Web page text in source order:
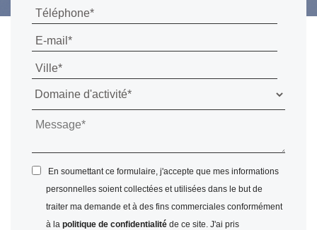
En soumettant ce formulaire, j'accepte que mes informations
personnelles soient collectées et utilisées dans le but de
traiter ma demande et à des fins commerciales conformément
à la politique de confidentialité de ce site. J'ai pris